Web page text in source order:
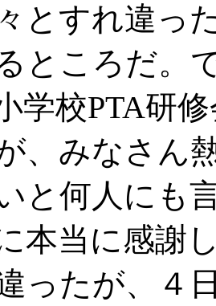
とすれ違っ
ところだ。
学校PTA研
、みなさん
と何人にも
本当に感謝
ったが、４